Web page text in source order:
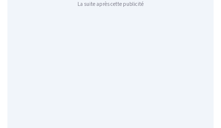
La suite après cette publicité